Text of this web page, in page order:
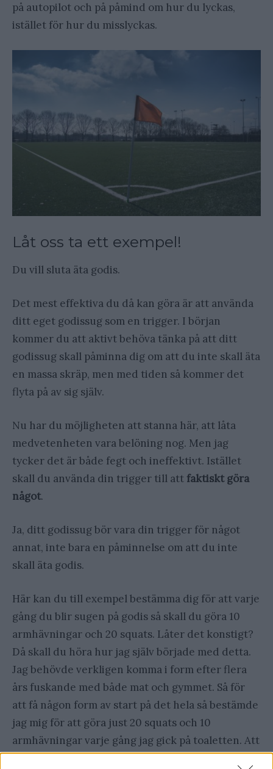
på autopilot och på påmind om hur du lyckas,
istället för hur du misslyckas.
Låt oss ta ett exempel!
Du vill sluta äta godis.
Det mest effektiva du då kan göra är att använda
ditt eget godissug som en trigger. I början
kommer du att aktivt behöva tänka på att ditt
godissug skall påminna dig om att du inte skall äta
en massa skräp, men med tiden så kommer det
flyta på av sig själv.
Nu har du möjligheten att stanna här, att låta
medvetenheten vara belöning nog. Men jag
tycker det är både fegt och ineffektivt. Istället
skall du använda din trigger till att faktiskt göra
något.
Ja, ditt godissug bör vara din trigger för något
annat, inte bara en påminnelse om att du inte
skall äta godis.
Här kan du till exempel bestämma dig för att varje
gång du blir sugen på godis så skall du göra 10
armhävningar och 20 squats. Låter det konstigt?
Då skall du höra hur jag själv började med detta.
Jag behövde verkligen komma i form efter flera
års fuskande med både mat och gymmet. Så för
att få någon form av start på det hela så bestämde
jag mig för att göra just 20 squats och 10
armhävningar varje gång jag gick på toaletten. Att
behöva gå på toa var en perfekt trigger eftersom